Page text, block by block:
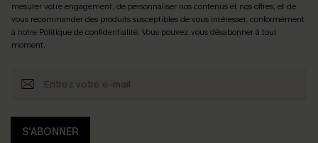
mesurer votre engagement, de personnaliser nos contenus et nos offres, et de
vous recommander des produits susceptibles de vous intéresser, conformément
à notre Politique de confidentialité. Vous pouvez vous désabonner à tout
moment.
S'ABONNER